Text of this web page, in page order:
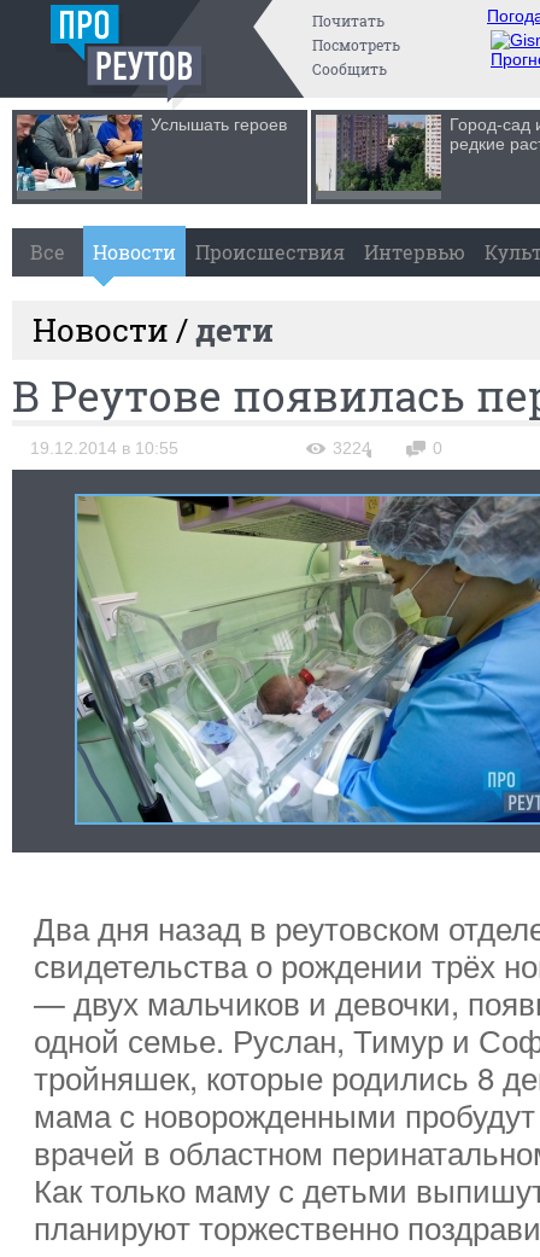
Почитать
Посмотреть
Сообщить
Услышать героев
Город-сад
редкие
Все Новости Происшествия Интервью
Новости /дети
В Реутове появилась
19.12.2014 в 10:55 3224 0
Два дня назад в реутовском
свидетельства о рождении трёх
— двух мальчиков и девочки,
одной семье. Руслан, Тимур и
тройняшек, которые родились 8
мама с новорожденными
врачей в областном
Как только маму с детьми
планируют торжественно